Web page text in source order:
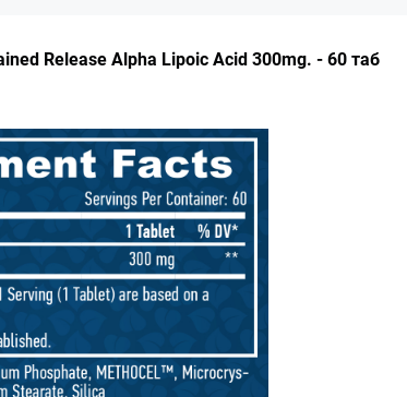
Release Alpha Lipoic Acid 300mg. - 60 таб